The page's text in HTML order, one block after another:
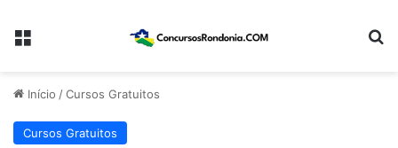
Menu
Início /Cursos Gratuitos
Cursos Gratuitos